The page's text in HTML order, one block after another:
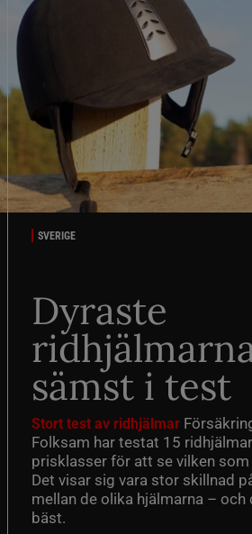
SVERIGE
Dyraste
sämst i test
Stort test av ridhjälmar
Folksam har testat 15
prisklasser för att se vilken
Det visar sig vara stor skillnad
mellan de olika hjälmarna – och
bäst.